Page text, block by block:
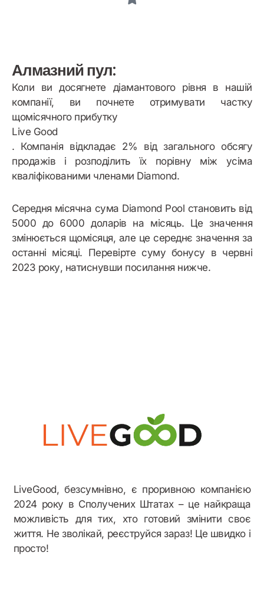
Алмазний пул:
Коли ви досягнете діамантового рівня в нашій
компанії, ви почнете отримувати частку
щомісячного прибутку
Live Good
. Компанія відкладає 2% від загального обсягу
продажів і розподілить їх порівну між усіма
кваліфікованими членами Diamond.
Середня місячна сума Diamond Pool становить від
5000 до 6000 доларів на місяць. Це значення
змінюється щомісяця, але це середнє значення за
останні місяці. Перевірте суму бонусу в червні
2023 року, натиснувши посилання нижче.
LiveGood, безсумнівно, є проривною компанією
2024 року в Сполучених Штатах – це найкраща
можливість для тих, хто готовий змінити своє
життя. Не зволікай, реєструйся зараз! Це швидко і
просто!